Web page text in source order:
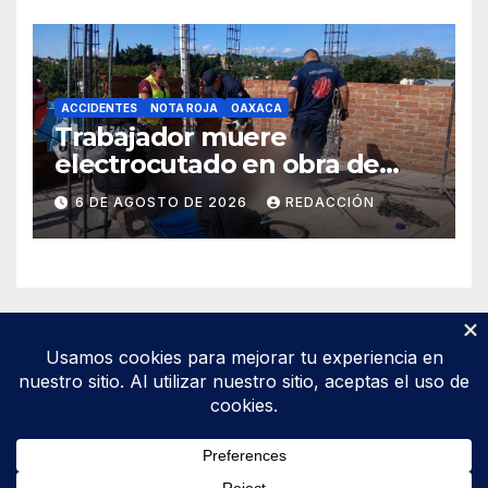
ACCIDENTES NOTA ROJA OAXACA
Trabajador muere
electrocutado en obra de
Soledad Etla; dos jóvenes
resultan gravemente
lesionados
6 DE AGOSTO DE 2026 REDACCIÓN